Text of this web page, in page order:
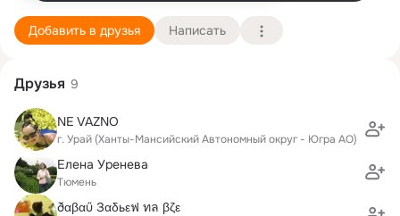
Добавить в друзья Написать
Друзья 9
NE VAZNO
г. Урай (Ханты-Мансийский Автономный округ - Югра АО)
Елена Уренева
Тюмень
ðαβαű Зαδьεฟ ทล βζε